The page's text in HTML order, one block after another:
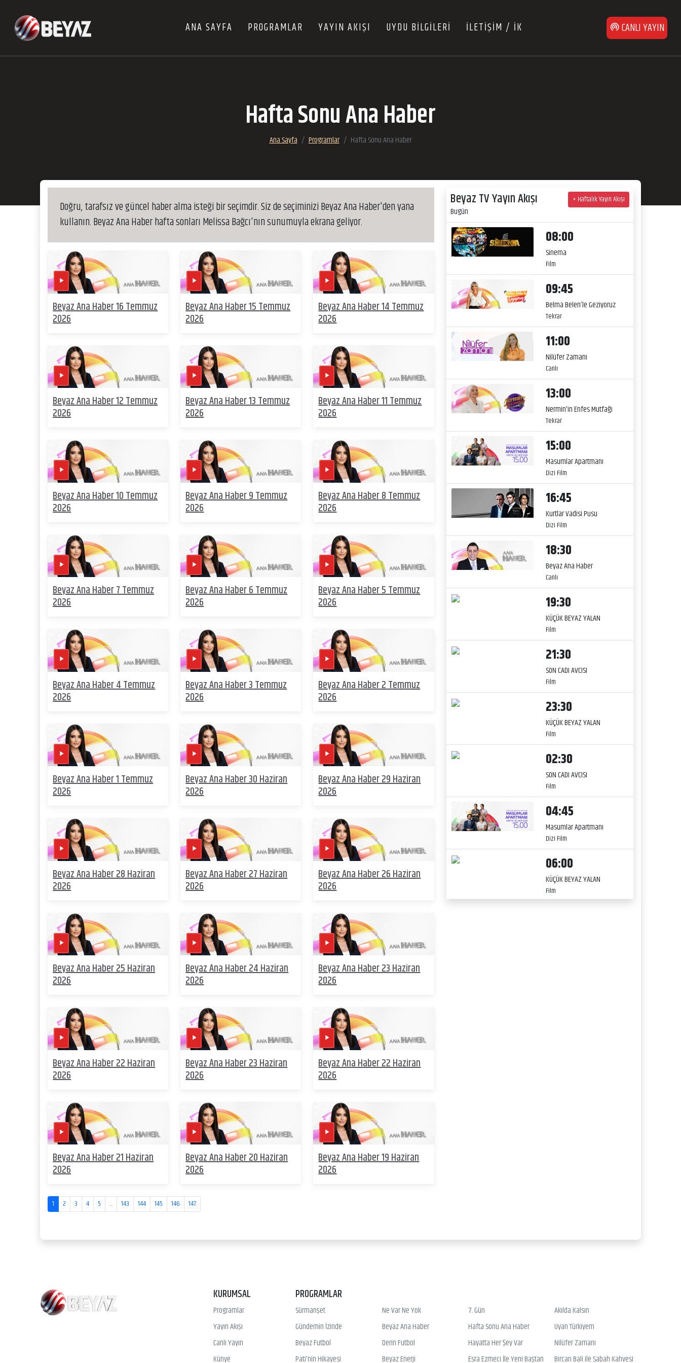
ANA SAYFA PROGRAMLAR YAYIN AKIŞI UYDU BİLGİLERİ İLETİŞİM / İK CANLI YAYIN
Hafta Sonu Ana Haber
Ana Sayfa Programlar Hafta Sonu Ana Haber
Doğru, tarafsız ve güncel haber alma isteği bir seçimdir. Siz de seçiminizi Beyaz Ana Haber'den yana
kullanın. Beyaz Ana Haber hafta sonları Melissa Bağcı'nın sunumuyla ekrana geliyor.
Beyaz Ana Haber 16 Temmuz
2026
Beyaz Ana Haber 15 Temmuz
2026
Beyaz Ana Haber 14 Temmuz
2026
Beyaz Ana Haber 12 Temmuz
2026
Beyaz Ana Haber 13 Temmuz
2026
Beyaz Ana Haber 11 Temmuz
2026
Beyaz Ana Haber 10 Temmuz
2026
Beyaz Ana Haber 9 Temmuz
2026
Beyaz Ana Haber 8 Temmuz
2026
Beyaz Ana Haber 7 Temmuz
2026
Beyaz Ana Haber 6 Temmuz
2026
Beyaz Ana Haber 5 Temmuz
2026
Beyaz Ana Haber 4 Temmuz
2026
Beyaz Ana Haber 3 Temmuz
2026
Beyaz Ana Haber 2 Temmuz
2026
Beyaz Ana Haber 1 Temmuz
2026
Beyaz Ana Haber 30 Haziran
2026
Beyaz Ana Haber 29 Haziran
2026
Beyaz Ana Haber 28 Haziran
2026
Beyaz Ana Haber 27 Haziran
2026
Beyaz Ana Haber 26 Haziran
2026
Beyaz Ana Haber 25 Haziran
2026
Beyaz Ana Haber 24 Haziran
2026
Beyaz Ana Haber 23 Haziran
2026
Beyaz Ana Haber 22 Haziran
2026
Beyaz Ana Haber 23 Haziran
2026
Beyaz Ana Haber 22 Haziran
2026
Beyaz Ana Haber 21 Haziran
2026
Beyaz Ana Haber 20 Haziran
2026
Beyaz Ana Haber 19 Haziran
2026
1 2 3 4 5 ... 143 144 145 146 147
Beyaz TV Yayın Akışı
Bugün
+ Haftalık Yayın Akışı
08:00
Sinema
Film
09:45
Belma Belen’le Geziyoruz
Tekrar
11:00
Nilüfer Zamanı
Canlı
13:00
Nermin'in Enfes Mutfağı
Tekrar
15:00
Masumlar Apartmanı
Dizi Film
16:45
Kurtlar Vadisi Pusu
Dizi Film
18:30
Beyaz Ana Haber
Canlı
19:30
KÜÇÜK BEYAZ YALAN
Film
21:30
SON CADI AVCISI
Film
23:30
KÜÇÜK BEYAZ YALAN
Film
02:30
SON CADI AVCISI
Film
04:45
Masumlar Apartmanı
Dizi Film
06:00
KÜÇÜK BEYAZ YALAN
Film
KURUMSAL
Programlar
Yayın Akışı
Canlı Yayın
Künye
PROGRAMLAR
Sürmanşet Ne Var Ne Yok 7. Gün
Akılda Kalsın
Gündemin İzinde
Beyaz Ana Haber Hafta Sonu Ana Haber
Uyan Türkiyem
Beyaz Futbol
Derin Futbol Hayatta Her Şey Var
Nilüfer Zamanı
Pati'nin Hikayesi
Beyaz Enerji Esra Ezmeci İle Yeni Baştan Bircan Bali ile Sabah Kahvesi